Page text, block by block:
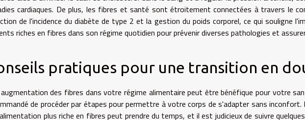
cardiaques. De plus, les fibres et santé sont étroitement connectées à travers le
de l'incidence du diabète de type 2 et la gestion du poids corporel, ce qui souligne
riches en fibres dans son régime quotidien pour prévenir diverses pathologies et
pratiques pour une transition en
des fibres dans votre régime alimentaire peut être bénéfique pour votre
de procéder par étapes pour permettre à votre corps de s'adapter sans
plus riche en fibres peut prendre du temps, et il est judicieux de suivre